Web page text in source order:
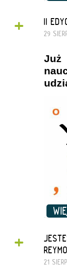
+ II
29
Już
+
21